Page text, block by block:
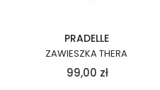
PRADELLE
ZAWIESZKA THERA
99,00 zł